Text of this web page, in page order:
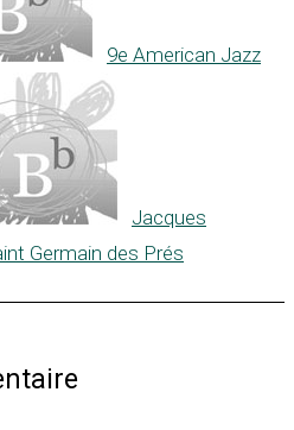
9e American Jazz
Jacques
Germain des Prés